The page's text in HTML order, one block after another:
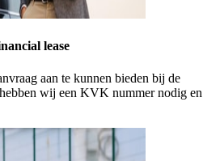
lease
aan te kunnen bieden bij de
wij een KVK nummer nodig en